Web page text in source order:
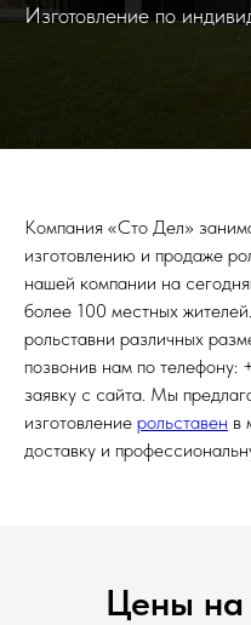
Изготовление по
Компания «Сто Дел»
изготовлению и продаже
нашей компании на
более 100 местных
рольставни различных
позвонив нам по
заявку с сайта. Мы
изготовление рольставен в
доставку и
Цены на